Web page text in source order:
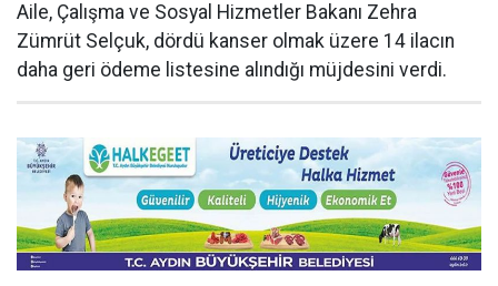
Aile, Çalışma ve Sosyal Hizmetler Bakanı Zehra
Zümrüt Selçuk, dördü kanser olmak üzere 14 ilacın
daha geri ödeme listesine alındığı müjdesini verdi.